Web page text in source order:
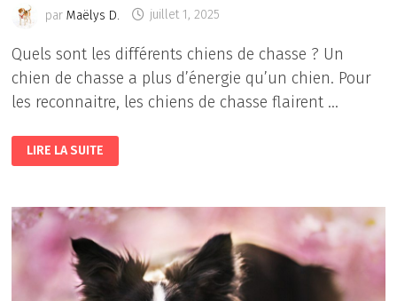
parMaëlys D. juillet 1, 2025
Quels sont les différents chiens de chasse ? Un
chien de chasse a plus d’énergie qu’un chien. Pour
les reconnaitre, les chiens de chasse flairent …
LES
CHIENS
PARTIE
LES
DIFFÉRENTS
CHIENS
DE
CHASSE
LIRE LA SUITE